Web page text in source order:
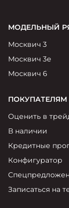
МОДЕЛЬНЫЙ
Москвич 3
Москвич 3е
Москвич 6
ПОКУПАТЕЛЯМ
Оценить в
В наличии
Кредитные
Конфигуратор
Записаться на